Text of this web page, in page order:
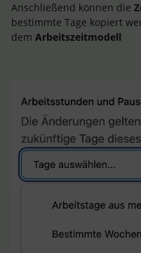
Anschließend können die
bestimmte Tage kopiert
dem Arbeitszeitmodell